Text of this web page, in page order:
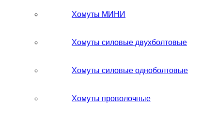
Хомуты МИНИ
Хомуты силовые двухболтовые
Хомуты силовые одноболтовые
Хомуты проволочные